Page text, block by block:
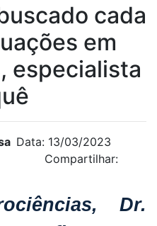
cada
em
especialista
Data: 13/03/2023
Compartilhar:
Dr.